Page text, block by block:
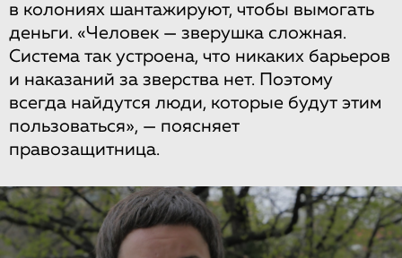
в колониях шантажируют, чтобы вымогать
деньги. «Человек — зверушка сложная.
Система так устроена, что никаких барьеров
и наказаний за зверства нет. Поэтому
всегда найдутся люди, которые будут этим
пользоваться», — поясняет
правозащитница.